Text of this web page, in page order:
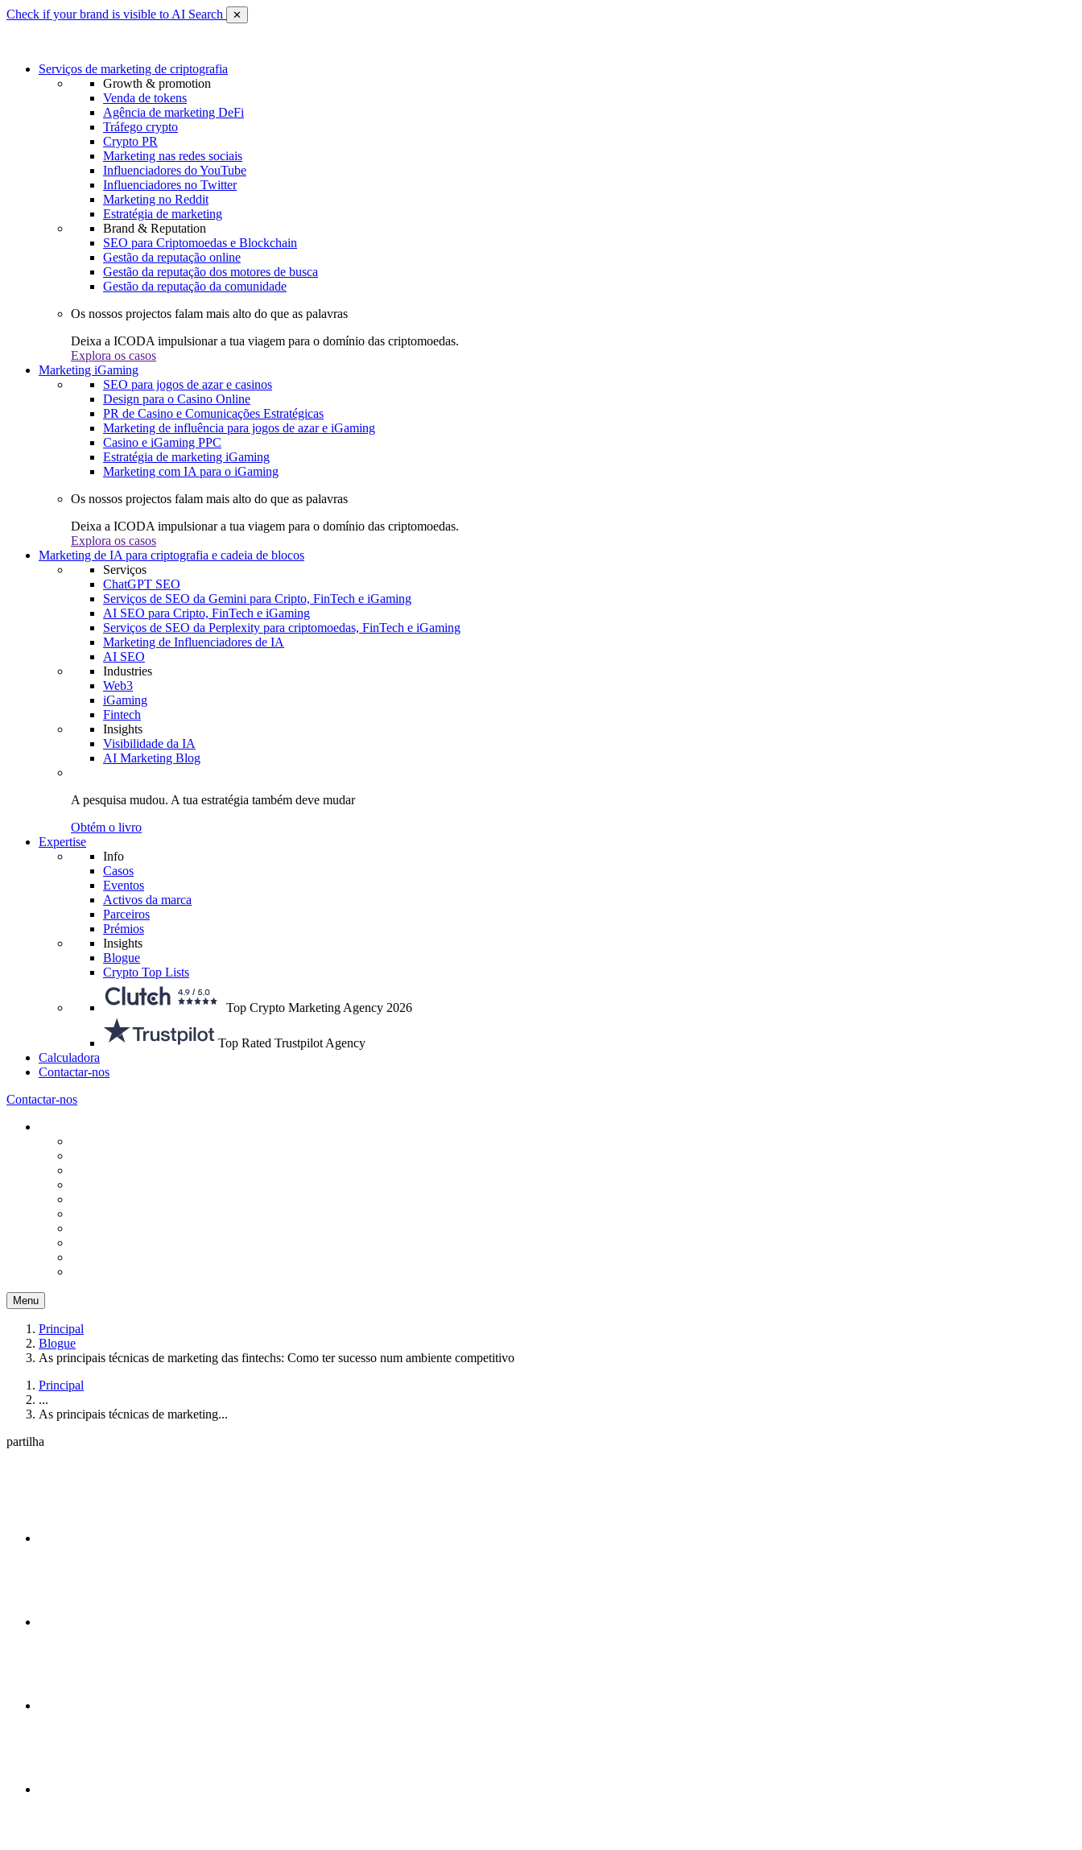
Check if your brand is visible to AI Search ✕
Serviços de marketing de criptografia
Growth & promotion
Venda de tokens
Agência de marketing DeFi
Tráfego crypto
Crypto PR
Marketing nas redes sociais
Influenciadores do YouTube
Influenciadores no Twitter
Marketing no Reddit
Estratégia de marketing
Brand & Reputation
SEO para Criptomoedas e Blockchain
Gestão da reputação online
Gestão da reputação dos motores de busca
Gestão da reputação da comunidade
Os nossos projectos falam mais alto do que as palavras
Deixa a ICODA impulsionar a tua viagem para o domínio das criptomoedas.
Explora os casos
Marketing iGaming
SEO para jogos de azar e casinos
Design para o Casino Online
PR de Casino e Comunicações Estratégicas
Marketing de influência para jogos de azar e iGaming
Casino e iGaming PPC
Estratégia de marketing iGaming
Marketing com IA para o iGaming
Os nossos projectos falam mais alto do que as palavras
Deixa a ICODA impulsionar a tua viagem para o domínio das criptomoedas.
Explora os casos
Marketing de IA para criptografia e cadeia de blocos
Serviços
ChatGPT SEO
Serviços de SEO da Gemini para Cripto, FinTech e iGaming
AI SEO para Cripto, FinTech e iGaming
Serviços de SEO da Perplexity para criptomoedas, FinTech e iGaming
Marketing de Influenciadores de IA
AI SEO
Industries
Web3
iGaming
Fintech
Insights
Visibilidade da IA
AI Marketing Blog
A pesquisa mudou. A tua estratégia também deve mudar
Obtém o livro
Expertise
Info
Casos
Eventos
Activos da marca
Parceiros
Prémios
Insights
Blogue
Crypto Top Lists
Top Crypto Marketing Agency 2026
Top Rated Trustpilot Agency
Calculadora
Contactar-nos
Contactar-nos
Menu
Principal
Blogue
As principais técnicas de marketing das fintechs: Como ter sucesso num ambiente competitivo
Principal
...
As principais técnicas de marketing...
partilha